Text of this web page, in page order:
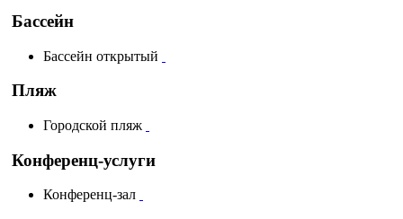
Бассейн
Бассейн открытый
Пляж
Городской пляж
Конференц-услуги
Конференц-зал